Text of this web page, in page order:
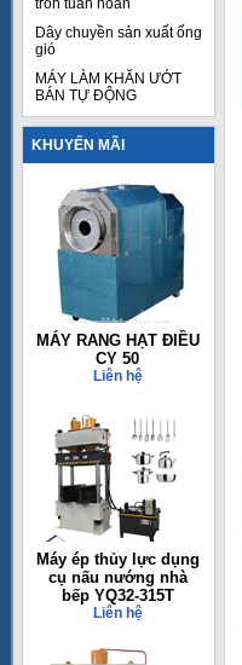
tròn tuần hoàn
Dây chuyền sản xuất ống
gió
MÁY LÀM KHĂN ƯỚT
BÁN TỰ ĐỘNG
KHUYẾN MÃI
MÁY RANG HẠT ĐIỀU
CY 50
Liên hệ
Máy ép thủy lực dụng
cụ nấu nướng nhà
bếp YQ32-315T
Liên hệ